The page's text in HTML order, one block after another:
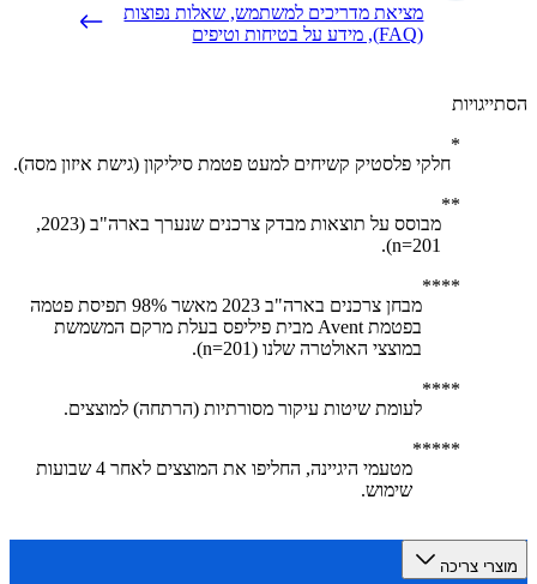
מציאת מדריכים למשתמש, שאלות נפוצות
חלקי פלסטיק קשיחים למעט פטמת סיליקון (גישת איזון מסה).
מבוסס על תוצאות מבדק צרכנים שנערך בארה"ב (2023,
n=201).
מבחן צרכנים בארה"ב 2023 מאשר 98% תפיסת פטמה
בפטמת Avent מבית פיליפס בעלת מרקם המשמשת
במוצצי האולטרה שלנו (n=201).
לעומת שיטות עיקור מסורתיות (הרתחה) למוצצים.
מטעמי היגיינה, החליפו את המוצצים לאחר 4 שבועות
שימוש.
צריכה